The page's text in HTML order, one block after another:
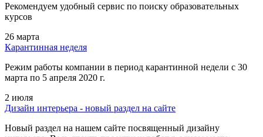
Рекомендуем удобный сервис по поиску образовательных
курсов
26 марта
Карантинная неделя
Режим работы компании в период карантинной недели c 30
марта по 5 апреля 2020 г.
2 июля
Дизайн интерьера - новый раздел на сайте
Новый раздел на нашем сайте посвященный дизайну